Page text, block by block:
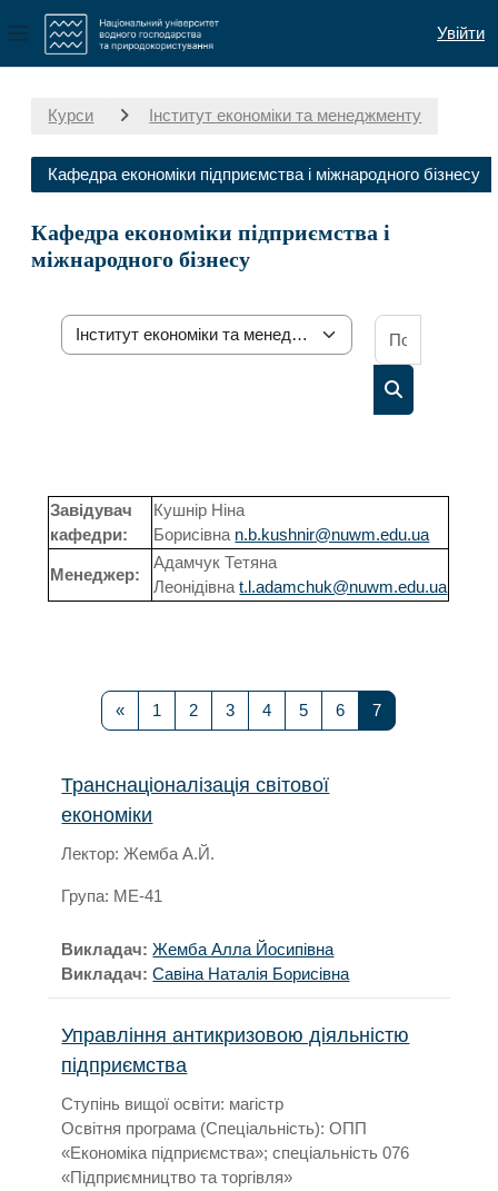
Бокова панель
Увійти
Курси Інститут економіки та менеджменту
Кафедра економіки підприємства і міжнародного бізнесу
Кафедра економіки підприємства і
міжнародного бізнесу
Категорії курсів
Завідувач
кафедри:
Кушнір Ніна
Борисівна n.b.kushnir@nuwm.edu.ua
Менеджер:
Адамчук Тетяна
Леонідівнаt.l.adamchuk@nuwm.edu.ua
«Попередня сторінка
1 Сторінка 1
2Сторінка 2
3Сторінка 3
4Сторінка 4
5Сторінка 5
6Сторінка 6
7Сторінка 7
Транснаціоналізація світової
економіки
Лектор: Жемба А.Й.
Група: МЕ-41
Викладач:Жемба Алла Йосипівна
Викладач:Савіна Наталія Борисівна
Управління антикризовою діяльністю
підприємства
Ступінь вищої освіти: магістр
Освітня програма (Спеціальність): ОПП
«Економіка підприємства»; спеціальність 076
«Підприємництво та торгівля»